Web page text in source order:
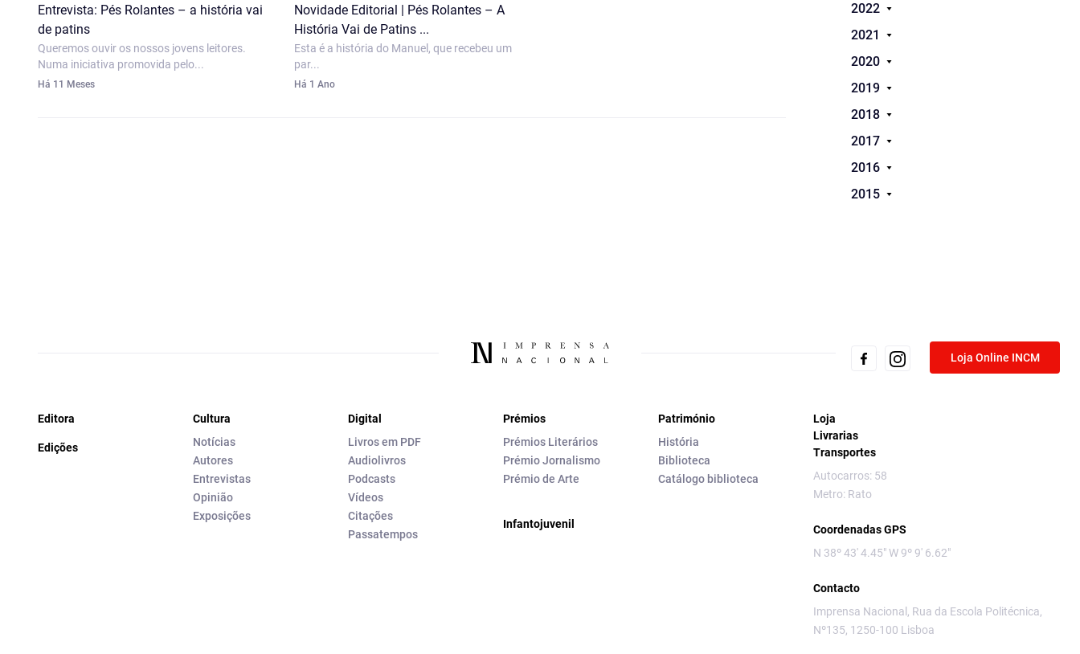
Entrevista: Pés Rolantes – a história vai
de patins
Queremos ouvir os nossos jovens leitores.
Numa iniciativa promovida pelo...
Há 11 Meses
Novidade Editorial | Pés Rolantes – A
História Vai de Patins ...
Esta é a história do Manuel, que recebeu um
par...
Há 1 Ano
2022
2021
2020
2019
2018
2017
2016
2015
Loja Online INCM
Editora
Edições
Cultura
Notícias
Autores
Entrevistas
Opinião
Exposições
Digital
Livros em PDF
Audiolivros
Podcasts
Vídeos
Citações
Passatempos
Prémios
Prémios Literários
Prémio Jornalismo
Prémio de Arte
Infantojuvenil
Património
História
Biblioteca
Catálogo biblioteca
Loja
Livrarias
Transportes
Autocarros: 58
Metro: Rato
Coordenadas GPS
N 38º 43' 4.45" W 9º 9' 6.62"
Contacto
Imprensa Nacional, Rua da Escola Politécnica,
Nº135, 1250-100 Lisboa